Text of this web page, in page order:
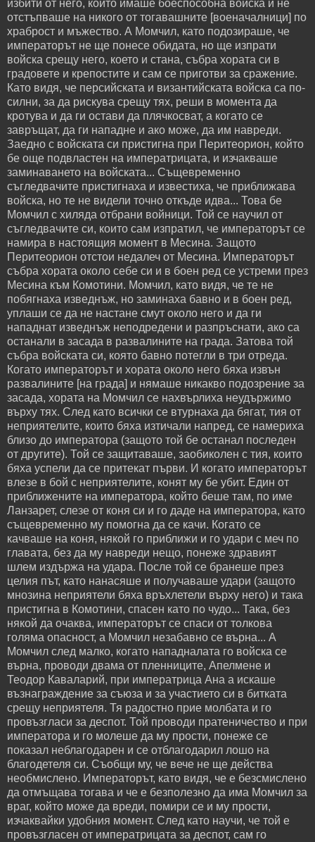
избити от него, който имаше боеспособна войска и не
отстъпваше на никого от тогавашните [военачалници] по
храброст и мъжество. А Момчил, като подозираше, че
императорът не ще понесе обидата, но ще изпрати
войска срещу него, което и стана, събра хората си в
градовете и крепостите и сам се приготви за сражение.
Като видя, че персийската и византийската войска са по-
силни, за да рискува срещу тях, реши в момента да
кротува и да ги остави да плячкосват, а когато се
завръщат, да ги нападне и ако може, да им навреди.
Заедно с войската си пристигна при Перитеорион, който
бе още подвластен на императрицата, и изчакваше
заминаването на войската... Същевременно
съгледвачите пристигнаха и известиха, че приближава
войска, но те не видели точно откъде идва... Това бе
Момчил с хиляда отбрани войници. Той се научил от
съгледвачите си, които сам изпратил, че императорът се
намира в настоящия момент в Месина. Защото
Перитеорион отстои недалеч от Месина. Императорът
събра хората около себе си и в боен ред се устреми през
Месина към Комотини. Момчил, като видя, че те не
побягнаха изведнъж, но заминаха бавно и в боен ред,
уплаши се да не настане смут около него и да ги
нападнат изведнъж неподредени и разпръснати, ако са
останали в засада в развалините на града. Затова той
събра войската си, която бавно потегли в три отреда.
Когато императорът и хората около него бяха извън
развалините [на града] и нямаше никакво подозрение за
засада, хората на Момчил се нахвърлиха неудържимо
върху тях. След като всички се втурнаха да бягат, тия от
неприятелите, които бяха изтичали напред, се намериха
близо до императора (защото той бе останал последен
от другите). Той се защитаваше, заобиколен с тия, които
бяха успели да се притекат първи. И когато императорът
влезе в бой с неприятелите, конят му бе убит. Един от
приближените на императора, който беше там, по име
Ланзарет, слезе от коня си и го даде на императора, като
същевременно му помогна да се качи. Когато се
качваше на коня, някой го приближи и го удари с меч по
главата, без да му навреди нещо, понеже здравият
шлем издържа на удара. После той се бранеше през
целия път, като нанасяше и получаваше удари (защото
мнозина неприятели бяха връхлетели върху него) и така
пристигна в Комотини, спасен като по чудо... Така, без
някой да очаква, императорът се спаси от толкова
голяма опасност, а Момчил незабавно се върна... А
Момчил след малко, когато нападналата го войска се
върна, проводи двама от пленниците, Апелмене и
Теодор Каваларий, при императрица Ана а искаше
възнаграждение за съюза и за участието си в битката
срещу неприятеля. Тя радостно прие молбата и го
провъзгласи за деспот. Той проводи пратеничество и при
императора и го молеше да му прости, понеже се
показал неблагодарен и се отблагодарил лошо на
благодетеля си. Съобщи му, че вече не ще действа
необмислено. Императорът, като видя, че е безсмислено
да отмъщава тогава и че е безполезно да има Момчил за
враг, който може да вреди, помири се и му прости,
изчаквайки удобния момент. След като научи, че той е
провъзгласен от императрицата за деспот, сам го